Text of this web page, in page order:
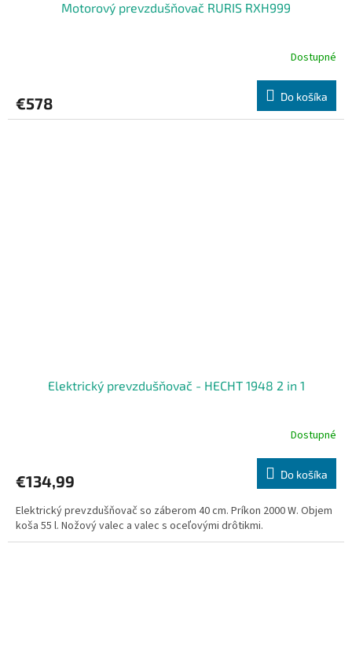
Motorový prevzdušňovač RURIS RXH999
Dostupné
€578 Do košíka
Elektrický prevzdušňovač - HECHT 1948 2 in 1
Dostupné
€134,99 Do košíka
Elektrický prevzdušňovač so záberom 40 cm. Príkon 2000 W. Objem
koša 55 l. Nožový valec a valec s oceľovými drôtikmi.